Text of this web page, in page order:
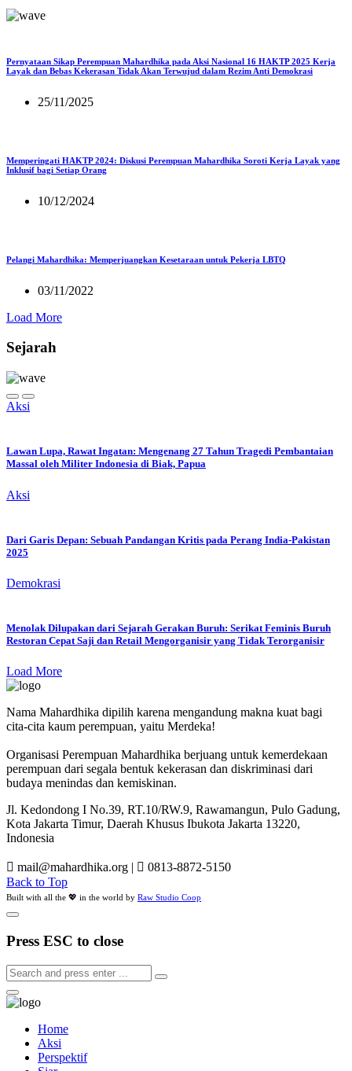
Pernyataan Sikap Perempuan Mahardhika pada Aksi Nasional 16 HAKTP 2025 Kerja
Layak dan Bebas Kekerasan Tidak Akan Terwujud dalam Rezim Anti Demokrasi
25/11/2025
Memperingati HAKTP 2024: Diskusi Perempuan Mahardhika Soroti Kerja Layak yang
Inklusif bagi Setiap Orang
10/12/2024
Pelangi Mahardhika: Memperjuangkan Kesetaraan untuk Pekerja LBTQ
03/11/2022
Load More
Sejarah
Aksi
Lawan Lupa, Rawat Ingatan: Mengenang 27 Tahun Tragedi Pembantaian
Massal oleh Militer Indonesia di Biak, Papua
Aksi
Dari Garis Depan: Sebuah Pandangan Kritis pada Perang India-Pakistan
2025
Demokrasi
Menolak Dilupakan dari Sejarah Gerakan Buruh: Serikat Feminis Buruh
Restoran Cepat Saji dan Retail Mengorganisir yang Tidak Terorganisir
Load More
Nama Mahardhika dipilih karena mengandung makna kuat bagi
cita-cita kaum perempuan, yaitu Merdeka!
Organisasi Perempuan Mahardhika berjuang untuk kemerdekaan
perempuan dari segala bentuk kekerasan dan diskriminasi dari
budaya menindas dan kemiskinan.
Jl. Kedondong I No.39, RT.10/RW.9, Rawamangun, Pulo Gadung,
Kota Jakarta Timur, Daerah Khusus Ibukota Jakarta 13220,
Indonesia
mail@mahardhika.org |
0813-8872-5150
Back to Top
Built with all the 💖 in the world by Raw Studio Coop
Press ESC to close
Home
Aksi
Perspektif